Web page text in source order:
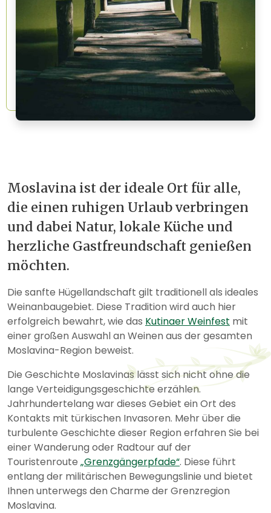
Moslavina ist der ideale Ort für alle,
die einen ruhigen Urlaub verbringen
und dabei Natur, lokale Küche und
herzliche Gastfreundschaft genießen
möchten.
Die sanfte Hügellandschaft gilt traditionell als ideales
Weinanbaugebiet. Diese Tradition wird auch hier
erfolgreich bewahrt, wie das Kutinaer Weinfest mit
einer großen Auswahl an Weinen aus der gesamten
Moslavina-Region beweist.
Die Geschichte Moslavinas lässt sich nicht ohne die
lange Verteidigungsgeschichte erzählen.
Jahrhundertelang war dieses Gebiet ein Ort des
Kontakts mit türkischen Invasoren. Mehr über die
turbulente Geschichte dieser Region erfahren Sie bei
einer Wanderung oder Radtour auf der
Touristenroute „Grenzgängerpfade“. Diese führt
entlang der militärischen Bewegungslinie und bietet
Ihnen unterwegs den Charme der Grenzregion
Moslavina.